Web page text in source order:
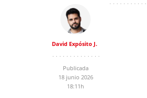
David Expósito J.
Publicada
18 junio 2026
18:11h